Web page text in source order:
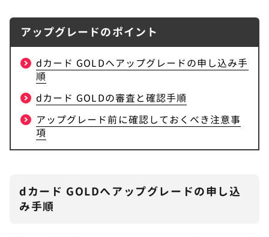
アップグレードするとカード番号は変わりますか？
貯まっていたdポイントやETCカードはどうなりま
審査にはどれくらい時間がかかりますか？
ドコモユーザーでなくても申し込めますか？
ahamoは10%還元の対象になりますか？
年会費はいつ請求されますか？
MAXがよりお得
d払い・dカード利用でdポイント+5,000ポイント還
アップグレードのポイント
dカード GOLDへアップグレードの申し込み手
順
dカード GOLDの審査と確認手順
アップグレード前に確認しておくべき注意事
項
dカード GOLDへアップグレードの申し込
み手順